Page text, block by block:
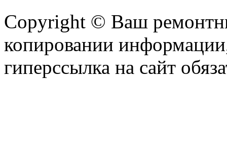
Copyright © Ваш
копировании
гиперссылка на сайт